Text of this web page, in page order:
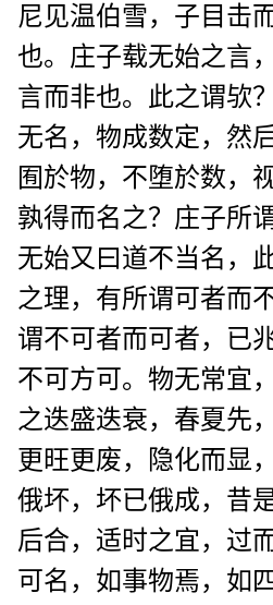
尼见温伯雪，子目击
也。庄子载无始之言
言而非也。此之谓欤
无名，物成数定，然
囿於物，不堕於数，
孰得而名之？庄子所
无始又曰道不当名，
之理，有所谓可者而
谓不可者而可者，已
不可方可。物无常宜
之迭盛迭衰，春夏先
更旺更废，隐化而显
俄坏，坏已俄成，昔
后合，适时之宜，过
可名，如事物焉，如